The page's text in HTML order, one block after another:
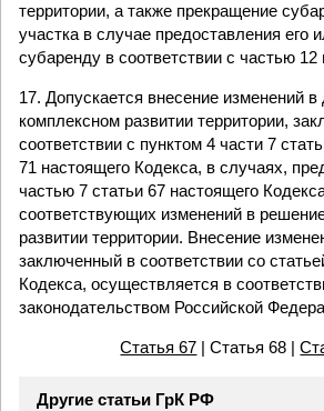
территории, а также прекращение
участка в случае предоставления его
субаренду в соответствии с частью 12
17. Допускается внесение изменений в
комплексном развитии территории,
соответствии с пунктом 4 части 7
71 настоящего Кодекса, в случаях,
частью 7 статьи 67 настоящего
соответствующих изменений в
развитии территории. Внесение
заключенный в соответствии со
Кодекса, осуществляется в
законодательством Российской
Статья 67 | Статья 68 |
Другие статьи ГрК РФ